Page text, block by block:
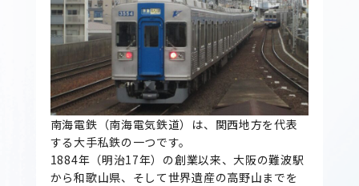
南海電鉄（南海電気鉄道）は、関西地方を代表
する大手私鉄の一つです。
1884年（明治17年）の創業以来、大阪の難波駅
から和歌山県、そして世界遺産の高野山までを